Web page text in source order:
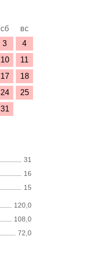
сб
вс
3
4
10
11
17
18
24
25
31
31
16
15
120,0
108,0
72,0